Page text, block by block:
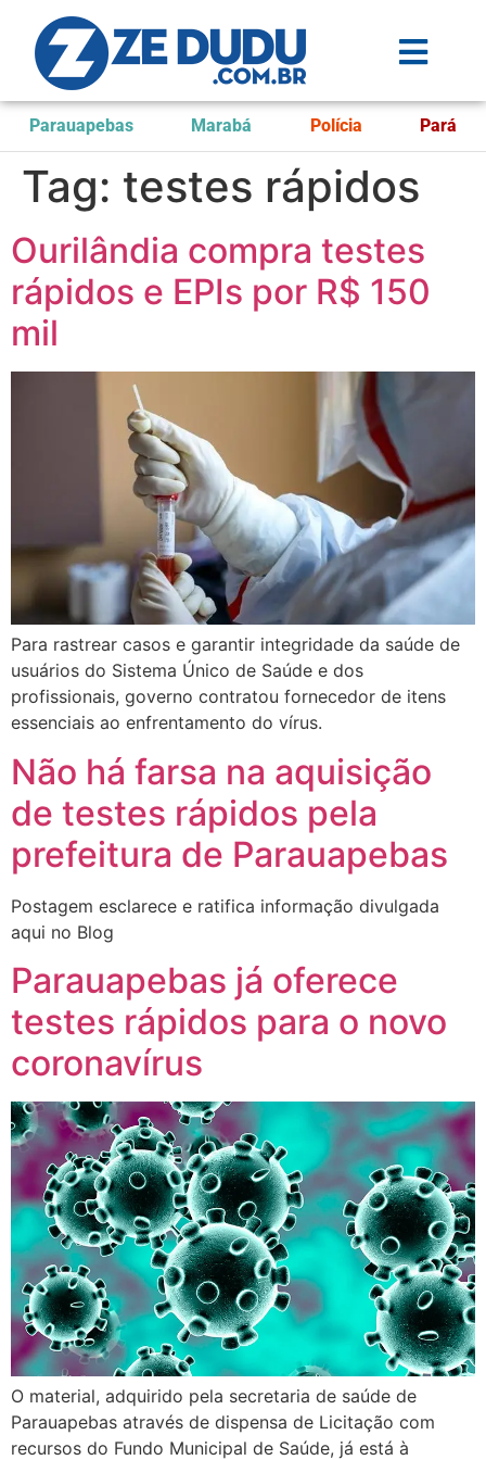
Parauapebas Marabá Polícia Pará
Tag: testes rápidos
Ourilândia compra testes
rápidos e EPIs por R$ 150
mil
Para rastrear casos e garantir integridade da saúde de
usuários do Sistema Único de Saúde e dos
profissionais, governo contratou fornecedor de itens
essenciais ao enfrentamento do vírus.
Não há farsa na aquisição
de testes rápidos pela
prefeitura de Parauapebas
Postagem esclarece e ratifica informação divulgada
aqui no Blog
Parauapebas já oferece
testes rápidos para o novo
coronavírus
O material, adquirido pela secretaria de saúde de
Parauapebas através de dispensa de Licitação com
recursos do Fundo Municipal de Saúde, já está à